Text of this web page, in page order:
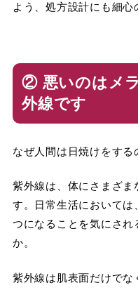
よう、処方設計にも細心
② 悪いのはメ
外線です
なぜ人間は日焼けをする
紫外線は、体にさまざま
す。日常生活において
つになることを気にされ
か。
紫外線は肌表面だけでな